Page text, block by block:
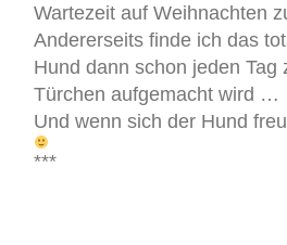
Wartezeit auf Weihnachten
Andererseits finde ich das
Hund dann schon jeden
Türchen aufgemacht wird …
Und wenn sich der Hund
***